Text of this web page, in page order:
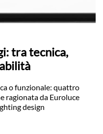
tra tecnica,
o funzionale: quattro
ragionata da Euroluce
design